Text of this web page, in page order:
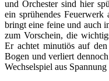
und Orchester sind hier
ein sprühendes
bringt eine feine und auch
zum Vorschein, die
Er achtet minutiös auf den
Bogen und verliert
Wechselspiel aus